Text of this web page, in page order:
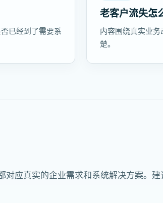
已经到了需要系
老客户流失怎
内容围绕真实业
楚。
应真实的企业需求和系统解决方案。